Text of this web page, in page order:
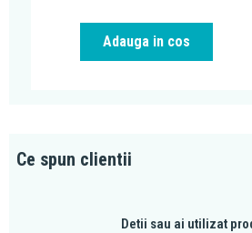
Adauga in cos
Ce spun clientii
Detii sau ai utilizat